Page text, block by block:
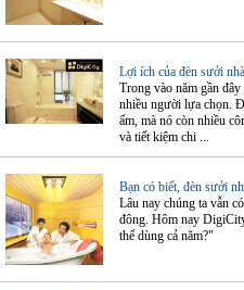
Lợi ích của đèn sưởi
Trong vào năm gần
nhiều người lựa chọn.
ấm, mà nó còn nhiều
và tiết kiệm chi ...
Bạn có biết, đèn sưởi
Lâu nay chúng ta vẫn
đông. Hôm nay
thể dùng cả năm?"